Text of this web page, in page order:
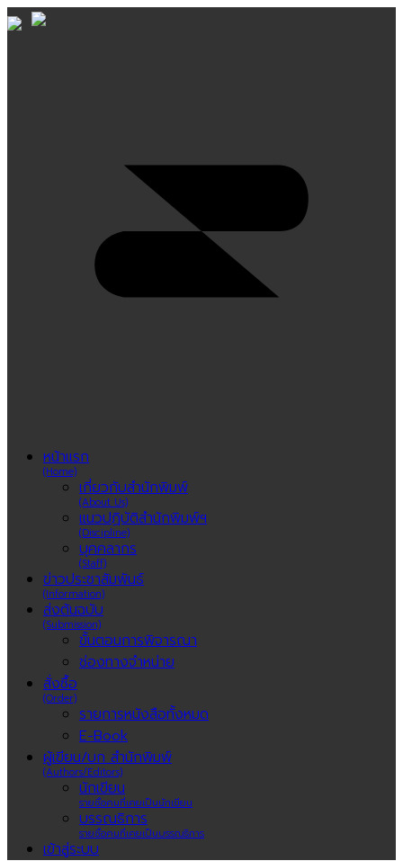
หน้าแรก
(Home)
เกี่ยวกับสำนักพิมพ์
(About Us)
แนวปฏิบัติสำนักพิมพ์ฯ
(Discipline)
บุคคลากร
(Staff)
ข่าวประชาสัมพันธ์
(Information)
ส่งต้นฉบับ
(Submission)
ขั้นตอนการพิจารณา
ช่องทางจำหน่าย
สั่งซื้อ
(Order)
รายการหนังสือทั้งหมด
E-Book
ผู้เขียน/บก สำนักพิมพ์
(Authors/Editors)
นักเขียน
รายชื่อคนที่เคยเป็นนักเขียน
บรรณธิการ
รายชื่อคนที่เคยเป็นบรรณธิการ
เข้าสู่ระบบ